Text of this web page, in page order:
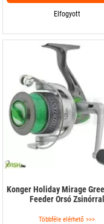
Elfogyott
Konger Holiday Mirage
Feeder Orsó Zsinórral
Többféle elérhető >>>